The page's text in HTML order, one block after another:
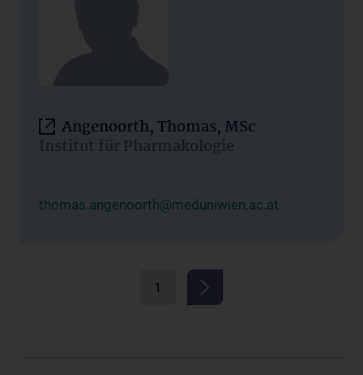
Angenoorth, Thomas, MSc
Institut für Pharmakologie
thomas.angenoorth@meduniwien.ac.at
1